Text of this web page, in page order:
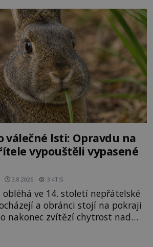
či tajemných
metalurgie však ukazuje, že
je ješt
válečné lsti: Opravdu na
vypouštěli vypasené
3.8.2026 3.4TIS
ve 14. století nepřátelské
a obránci stojí na pokraji
nakonec zvítězí chytrost nad
staré německé legendy vypustí
dobře živeného králíka, aby